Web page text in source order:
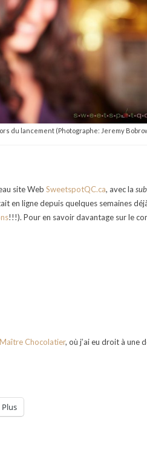
du lancement (Photographe: Jeremy
site Web SweetspotQC.ca, avec la
en ligne depuis quelques semaines
!!!). Pour en savoir davantage sur le
Chocolatier, où j’ai eu droit à une
Plus